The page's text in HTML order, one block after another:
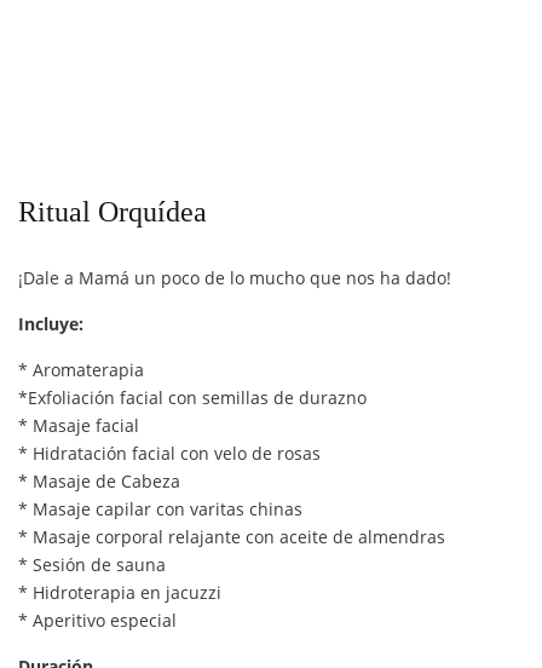
Ritual Orquídea
¡Dale a Mamá un poco de lo mucho que nos ha dado!
Incluye:
* Aromaterapia
*Exfoliación facial con semillas de durazno
* Masaje facial
* Hidratación facial con velo de rosas
* Masaje de Cabeza
* Masaje capilar con varitas chinas
* Masaje corporal relajante con aceite de almendras
* Sesión de sauna
* Hidroterapia en jacuzzi
* Aperitivo especial